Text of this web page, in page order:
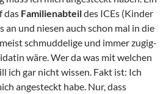
das Familienabteildes ICEs (Kinder
an und niesen auch schon mal in die
schmuddelige und immer zugig-
wäre. Wer da was mit welchen
ich gar nicht wissen. Fakt ist: Ich
angesteckt habe. Nur, dass